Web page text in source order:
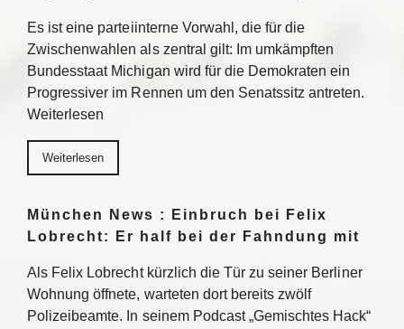
Es ist eine parteiinterne Vorwahl, die für die
Zwischenwahlen als zentral gilt: Im umkämpften
Bundesstaat Michigan wird für die Demokraten ein
Progressiver im Rennen um den Senatssitz antreten.
Weiterlesen
Weiterlesen
München News : Einbruch bei Felix
Lobrecht: Er half bei der Fahndung mit
Als Felix Lobrecht kürzlich die Tür zu seiner Berliner
Wohnung öffnete, warteten dort bereits zwölf
Polizeibeamte. In seinem Podcast „Gemischtes Hack“